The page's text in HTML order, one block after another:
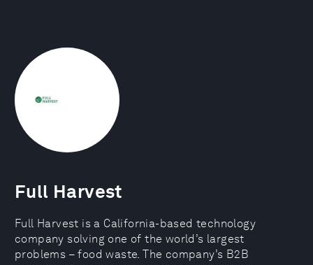
Full Harvest
Full Harvest is a California-based technology
company solving one of the world’s largest
problems – food waste. The company’s B2B